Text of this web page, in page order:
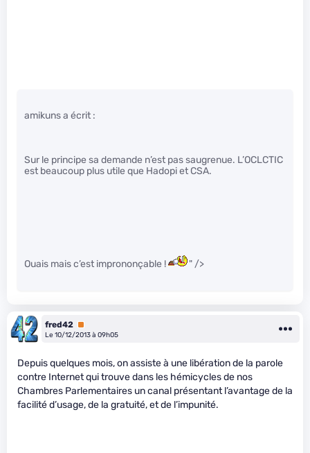
amikuns a écrit :
Sur le principe sa demande n’est pas saugrenue. L’OCLCTIC
est beaucoup plus utile que Hadopi et CSA.
Ouais mais c’est imprononçable ! " />
fred42 Premium
Le 10/12/2013 à 09h05
Depuis quelques mois, on assiste à une libération de la parole
contre Internet qui trouve dans les hémicycles de nos
Chambres Parlementaires un canal présentant l’avantage de la
facilité d’usage, de la gratuité, et de l’impunité.